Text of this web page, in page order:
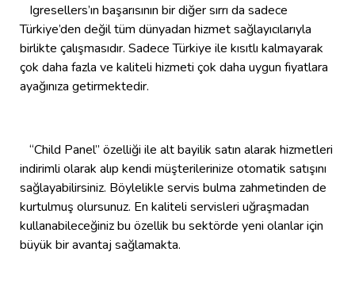
Igresellers’ın başarısının bir diğer sırrı da sadece
Türkiye’den değil tüm dünyadan hizmet sağlayıcılarıyla
birlikte çalışmasıdır. Sadece Türkiye ile kısıtlı kalmayarak
çok daha fazla ve kaliteli hizmeti çok daha uygun fiyatlara
ayağınıza getirmektedir.
“Child Panel” özelliği ile alt bayilik satın alarak hizmetleri
indirimli olarak alıp kendi müşterilerinize otomatik satışını
sağlayabilirsiniz. Böylelikle servis bulma zahmetinden de
kurtulmuş olursunuz. En kaliteli servisleri uğraşmadan
kullanabileceğiniz bu özellik bu sektörde yeni olanlar için
büyük bir avantaj sağlamakta.